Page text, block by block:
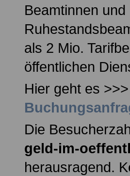
Beamtinnen
als 2 Mio.
öffentlichen
Hier geht es
Die
geld-im-
herausragend.